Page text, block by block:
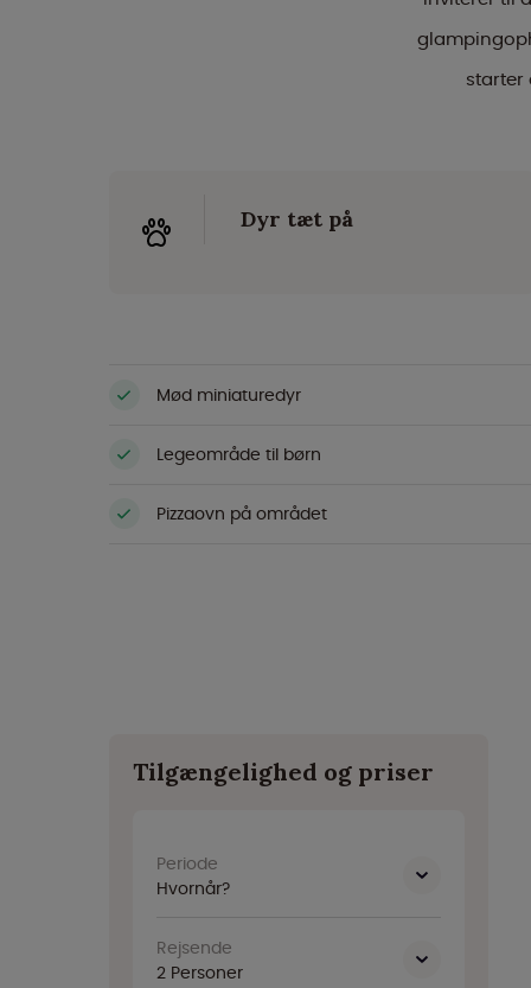
starter
Dyr tæt på
Mød miniaturedyr
Legeområde til børn
Pizzaovn på området
Tilgængelighed og priser
Periode
Hvornår?
Rejsende
2 Personer